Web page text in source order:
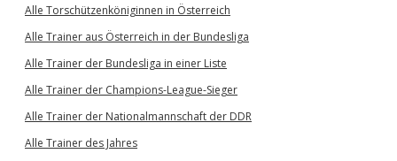
Alle Torschützenköniginnen in Österreich
Alle Trainer aus Österreich in der Bundesliga
Alle Trainer der Bundesliga in einer Liste
Alle Trainer der Champions-League-Sieger
Alle Trainer der Nationalmannschaft der DDR
Alle Trainer des Jahres